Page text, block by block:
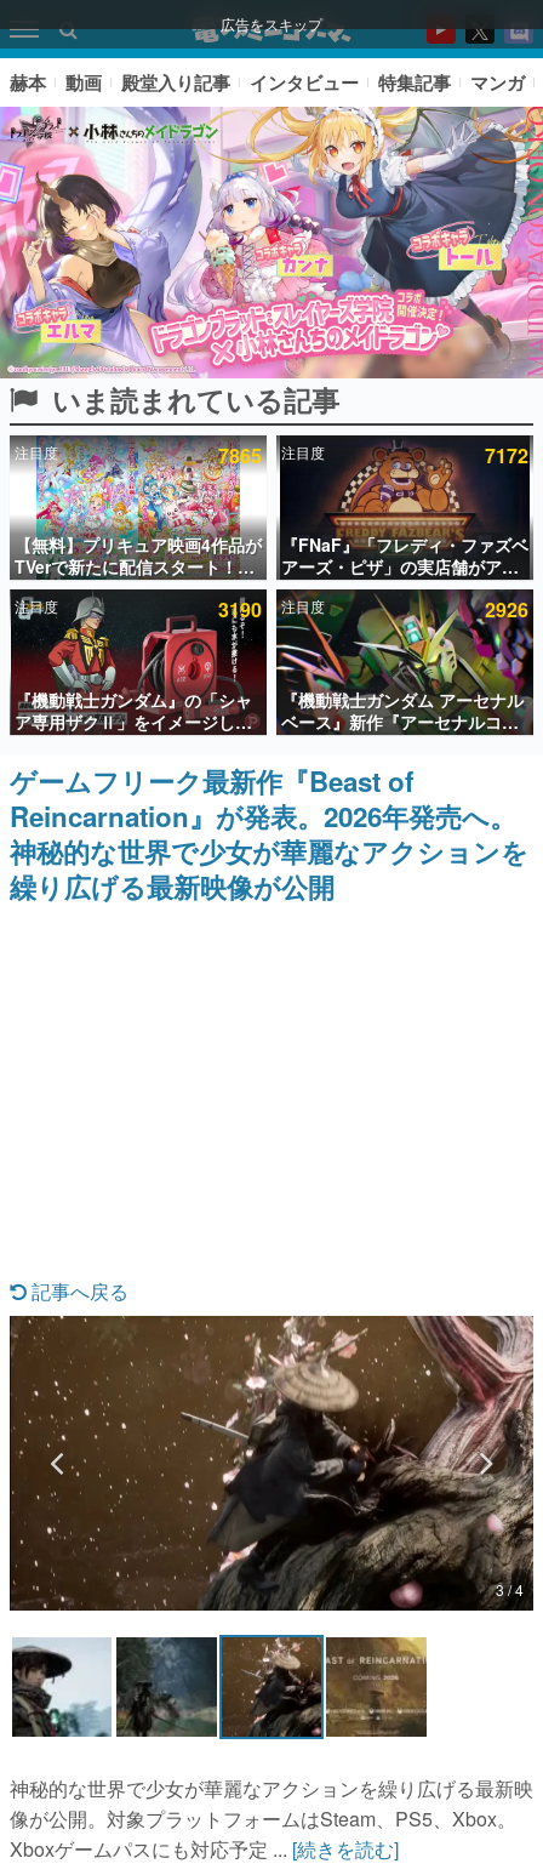
広告をスキップ
ピックアップ
電ファミのいま読まれている記事ランキング
アプリセール情報
インタビュー
連載・特集一覧
殿堂入り記事
SNS拡散数が数千以上！ ページビュー数万以上！ などな
ど。多くの人々に読まれた、電ファミ渾身の“殿堂入り”記
事をまとめました。
ゲームの企画書
名作ゲームクリエイターの方々に製作時のエピソードをお
聞きし、ヒットする企画（ゲーム）とは何か？を探ってい
きます。
赫本
この物語を解いてはいけない。『赫本』は、〈試験問題〉
なんでゲームは面白い？
ゲーム開発者・hamatsu氏がゲームの魅力を画面や操作の
具体的な形から解き明かしていく、硬派で骨太な評論連載
です。
ゲームが変えた日本語
「経験値」「裏技」「ラスボス」… ゲームにまつわる言葉
の起源や用法の変遷を、コンピューター文化史研究家・タ
イニーP氏が徹底調査。
カテゴリ
マンガ
女性向け
その他
赫本 動画 殿堂入り記事 インタビュー 特集記事 マンガ
いま読まれている記事
注目度 7865
【無料】プリキュア映画4作品が
TVerで新たに配信スタート！な
んと2018年～2024年の映画ほぼ
すべてが見放題に、ぶっちゃけ
ありえないラインナップ
注目度 7172
『FNaF』「フレディ・ファズベ
アーズ・ピザ」の実店舗がアメ
リカの商業施設「American
Dream」に2027年オープン！
ScottGamesとの共同開発、食
事だけでなくステージショーや
没入型のホラー体験も楽しめる
注目度 3190
『機動戦士ガンダム』の「シャ
ア専用ザクⅡ」をイメージした
散水ホースリールが予約開始。
本体にはシャアのパーソナルマ
ークやジオン公国軍のエンブレ
ム、型式番号などを配置
注目度 2926
『機動戦士ガンダム アーセナル
ベース』新作『アーセナルコマ
ンダー』発表！8月28日からオ
ープンベータテスト開催、2027
年2月下旬に稼働予定
ゲームフリーク最新作『Beast of
Reincarnation』が発表。2026年発売へ。
神秘的な世界で少女が華麗なアクションを
繰り広げる最新映像が公開
記事へ戻る
3 / 4
神秘的な世界で少女が華麗なアクションを繰り広げる最新映
像が公開。対象プラットフォームはSteam、PS5、Xbox。
Xboxゲームパスにも対応予定 ... [続きを読む]